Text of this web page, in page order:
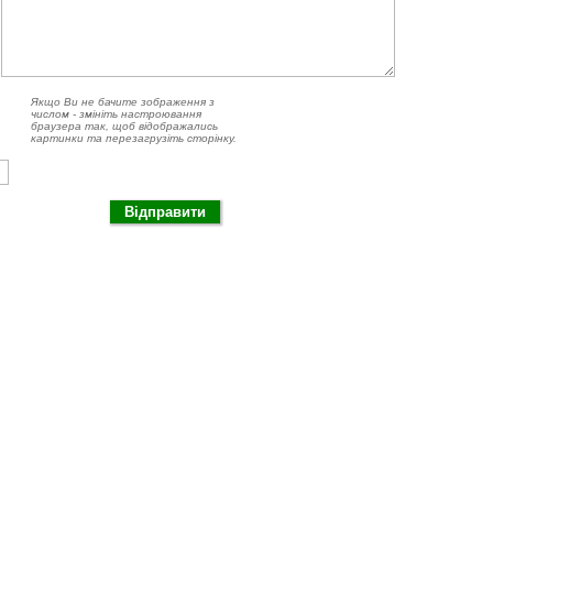
Якщо Ви не бачите зображення з
числом - змініть настроювання
браузера так, щоб відображались
картинки та перезагрузіть сторінку.